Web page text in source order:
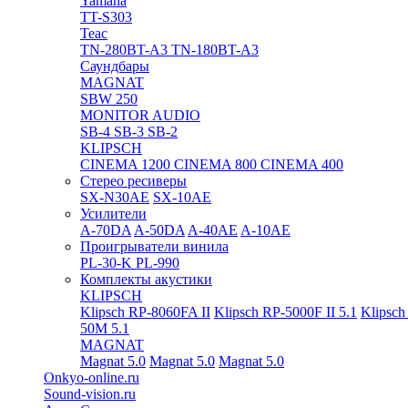
TT-S303
Teac
TN-280BT-A3 TN-180BT-A3
Саундбары
MAGNAT
SBW 250
MONITOR AUDIO
SB-4 SB-3 SB-2
KLIPSCH
CINEMA 1200 CINEMA 800 CINEMA 400
Стерео ресиверы
SX-N30AE SX-10AE
Усилители
A-70DA A-50DA A-40AE A-10AE
Проигрыватели винила
PL-30-K PL-990
Комплекты акустики
KLIPSCH
Klipsch RP-8060FA II Klipsch RP-5000F II 5.1 Klipsch
50M 5.1
MAGNAT
Magnat 5.0 Magnat 5.0 Magnat 5.0
Onkyo-online.ru
Sound-vision.ru